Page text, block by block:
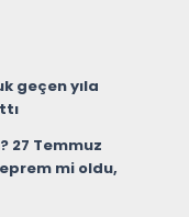
geçen yıla
27 Temmuz
mi oldu,